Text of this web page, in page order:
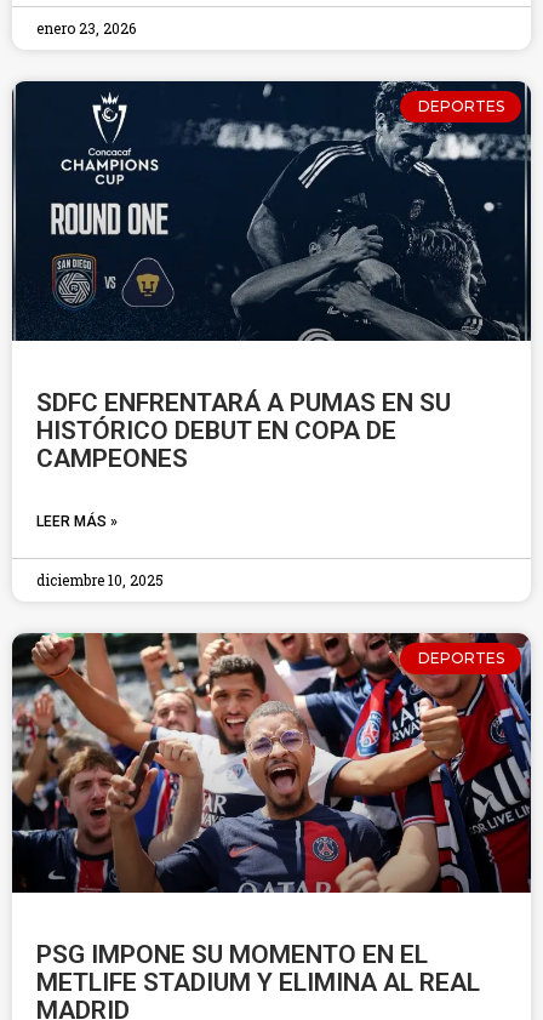
enero 23, 2026
DEPORTES
SDFC ENFRENTARÁ A PUMAS EN SU
HISTÓRICO DEBUT EN COPA DE
CAMPEONES
LEER MÁS »
diciembre 10, 2025
DEPORTES
PSG IMPONE SU MOMENTO EN EL
METLIFE STADIUM Y ELIMINA AL REAL
MADRID